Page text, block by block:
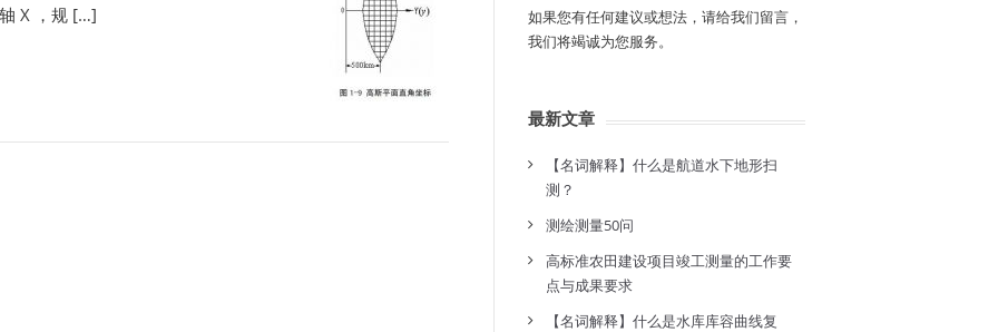
X ，规 […]
如果您有任何建议或想法，请给我们留言，
我们将竭诚为您服务。
最新文章
【名词解释】什么是航道水下地形扫
测？
测绘测量50问
高标准农田建设项目竣工测量的工作要
点与成果要求
【名词解释】什么是水库库容曲线复